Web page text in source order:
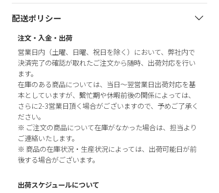
配送ポリシー
注文・入金・出荷
営業日内（土曜、日曜、祝日を除く）において、弊社内で
決済完了の確認が取れたご注文から随時、出荷対応を行い
ます。
在庫のある商品については、当日～翌営業日出荷対応を基
本としていますが、繫忙期や休暇前後の関係によっては、
さらに2-3営業日頂く場合がございますので、予めご了承く
ださい。
※ ご注文の商品について在庫がなかった場合は、担当より
ご連絡いたします。
※ 商品の在庫状況・生産状況によっては、出荷可能日が前
後する場合がございます。
出荷スケジュールについて